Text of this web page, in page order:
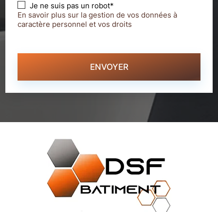
Je ne suis pas un robot*
En savoir plus sur la gestion de vos données à
caractère personnel et vos droits
ENVOYER